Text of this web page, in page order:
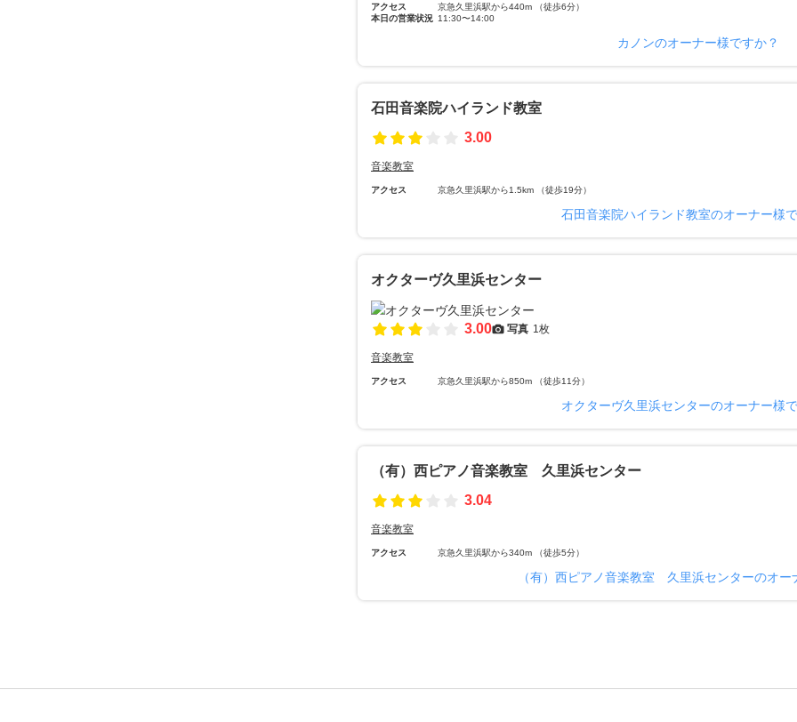
アクセス
京急久里浜駅から440m （徒歩6分）
本日の営業状況 11:30〜14:00
カノンのオーナー様ですか？
石田音楽院ハイランド教室
3.00
音楽教室
アクセス 京急久里浜駅から1.5km （徒歩19分）
石田音楽院ハイランド教室のオーナー様
オクターヴ久里浜センター
3.00 写真 1枚
音楽教室
アクセス 京急久里浜駅から850m （徒歩11分）
オクターヴ久里浜センターのオーナー様
（有）西ピアノ音楽教室 久里浜センター
3.04
音楽教室
アクセス 京急久里浜駅から340m （徒歩5分）
（有）西ピアノ音楽教室 久里浜センターのオー